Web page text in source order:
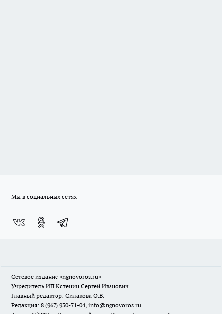
Мы в социальных сетях
Сетевое издание «ngnovoros.ru»
Учредитель ИП Кстенин Сергей Иванович
Главный редактор: Силакова О.В.
Редакция: 8 (967) 930-71-04, info@ngnovoros.ru